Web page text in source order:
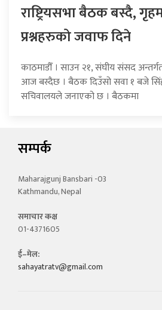
राष्ट्रियसभा बैठक बस्दै,
प्रश्नहरुको जवाफ दिने
काठमाडौँ । साउन २१, संघीय संसद
आज बस्दैछ । बैठक दिउँसो सवा १ बजे
सचिवालयले जनाएको छ । बैठकमा
सम्पर्क
Maharajgunj Bansbari -03
Kathmandu, Nepal
समाचार कक्ष
01-4371605
ई–मेल:
sahayatratv@gmail.com